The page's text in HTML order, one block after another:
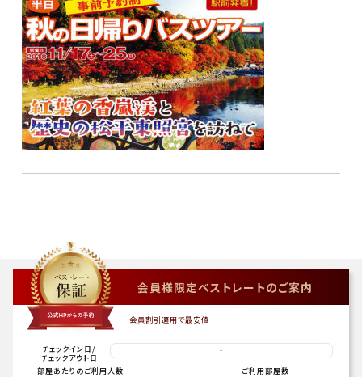
会員様限定ベストレートのご案内
会員割引適用で最安値
チェックイン日/
チェックアウト日
-
一部屋あたりのご利用人数 ご利用部屋数